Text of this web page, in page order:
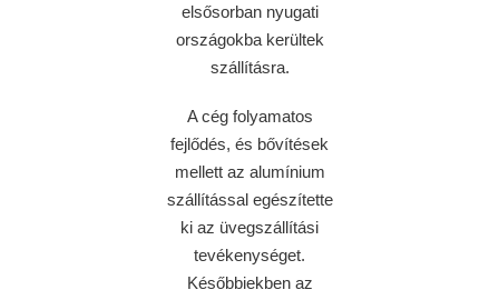
elsősorban nyugati
országokba kerültek
szállításra.
A cég folyamatos
fejlődés, és bővítések
mellett az alumínium
szállítással egészítette
ki az üvegszállítási
tevékenységet.
Későbbiekben az